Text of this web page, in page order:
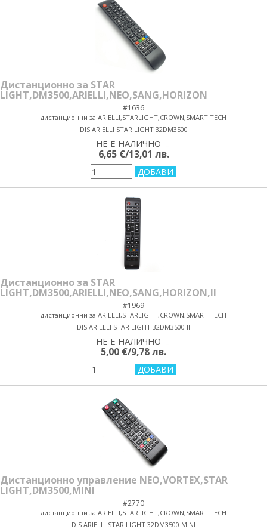
Дистанционно за STAR
LIGHT,DM3500,ARIELLI,NEO,SANG,HORIZON
#1636
дистанционни за ARIELLI,STARLIGHT,CROWN,SMART TECH
DIS ARIELLI STAR LIGHT 32DM3500
НЕ Е НАЛИЧНО
6,65 €/13,01 лв.
Дистанционно за STAR
LIGHT,DM3500,ARIELLI,NEO,SANG,HORIZON,II
#1969
дистанционни за ARIELLI,STARLIGHT,CROWN,SMART TECH
DIS ARIELLI STAR LIGHT 32DM3500 II
НЕ Е НАЛИЧНО
5,00 €/9,78 лв.
Дистанционно управление NEO,VORTEX,STAR
LIGHT,DM3500,MINI
#2770
дистанционни за ARIELLI,STARLIGHT,CROWN,SMART TECH
DIS ARIELLI STAR LIGHT 32DM3500 MINI